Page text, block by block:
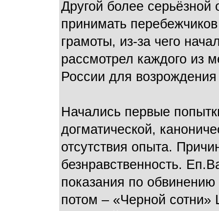
Другой более
принимать
грамоты, из-за чего
рассмотрел каждого из
России для
Начались первые
догматической,
отсутствия опыта.
безнравственность.
показания по
потом – «Черной сотни»